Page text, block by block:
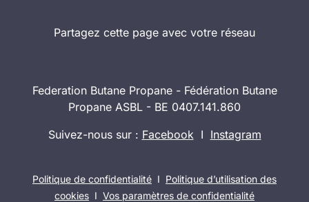
Partagez cette page avec votre réseau
Federation Butane Propane - Fédération Butane
Propane ASBL - BE 0407.141.860
Suivez-nous sur : Facebook I Instagram
Politique de confidentialité I Politique d’utilisation des
cookies I Vos paramètres de confidentialité